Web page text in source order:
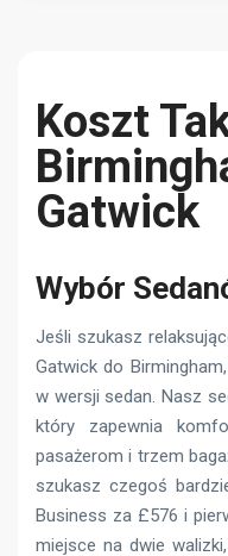
Koszt
Gatwick
Wybór
Jeśli szukasz
Gatwick do
w wersji sedan. Nasz
który zapewnia
pasażerom i trzem
szukasz czegoś
Business za £576 i
miejsce na dwie